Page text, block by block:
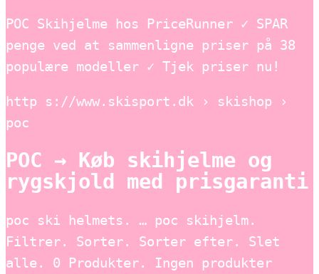
POC Skihjelme hos PriceRunner ✓ SPAR
penge ved at sammenligne priser på 38
populære modeller ✓ Tjek priser nu!
http s://www.skisport.dk › skishop ›
poc
POC → Køb skihjelme og
rygskjold med prisgaranti
poc ski helmets. … poc skihjelm.
Filtrer. Sorter. Sorter efter. Slet
alle. 0 Produkter. Ingen produkter